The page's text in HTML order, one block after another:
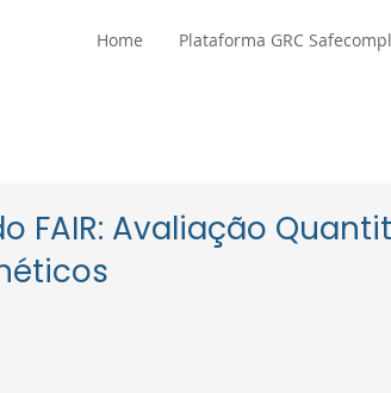
Home Plataforma GRC
FAIR: Avaliação